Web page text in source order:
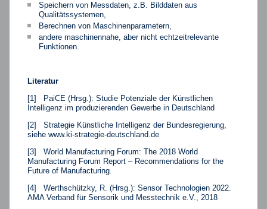
Speichern von Messdaten, z.B. Bilddaten aus
Qualitätssystemen,
Berechnen von Maschinenparametern,
andere maschinennahe, aber nicht echtzeitrelevante
Funktionen.
Literatur
[1] PaiCE (Hrsg.): Studie Potenziale der Künstlichen
Intelligenz im produzierenden Gewerbe in Deutschland
[2] Strategie Künstliche Intelligenz der Bundesregierung,
siehe www.ki-strategie-deutschland.de
[3] World Manufacturing Forum: The 2018 World
Manufacturing Forum Report – Recommendations for the
Future of Manufacturing.
[4] Werthschützky, R. (Hrsg.): Sensor Technologien 2022.
AMA Verband für Sensorik und Messtechnik e.V., 2018